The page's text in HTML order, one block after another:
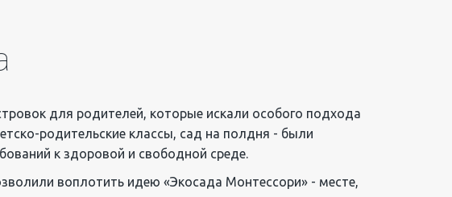
для родителей, которые искали особого подхода
родительские классы, сад на полдня - были
к здоровой и свободной среде.
воплотить идею «Экосада Монтессори» - месте,